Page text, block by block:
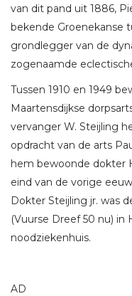
van dit pand uit 1886,
bekende Groenekanse
grondlegger van de
zogenaamde
Tussen 1910 en 1949
Maartensdijkse
vervanger W. Steijling
opdracht van de arts
hem bewoonde dokter
eind van de vorige
Dokter Steijling jr. was
(Vuurse Dreef 50 nu) in
noodziekenhuis.
AD